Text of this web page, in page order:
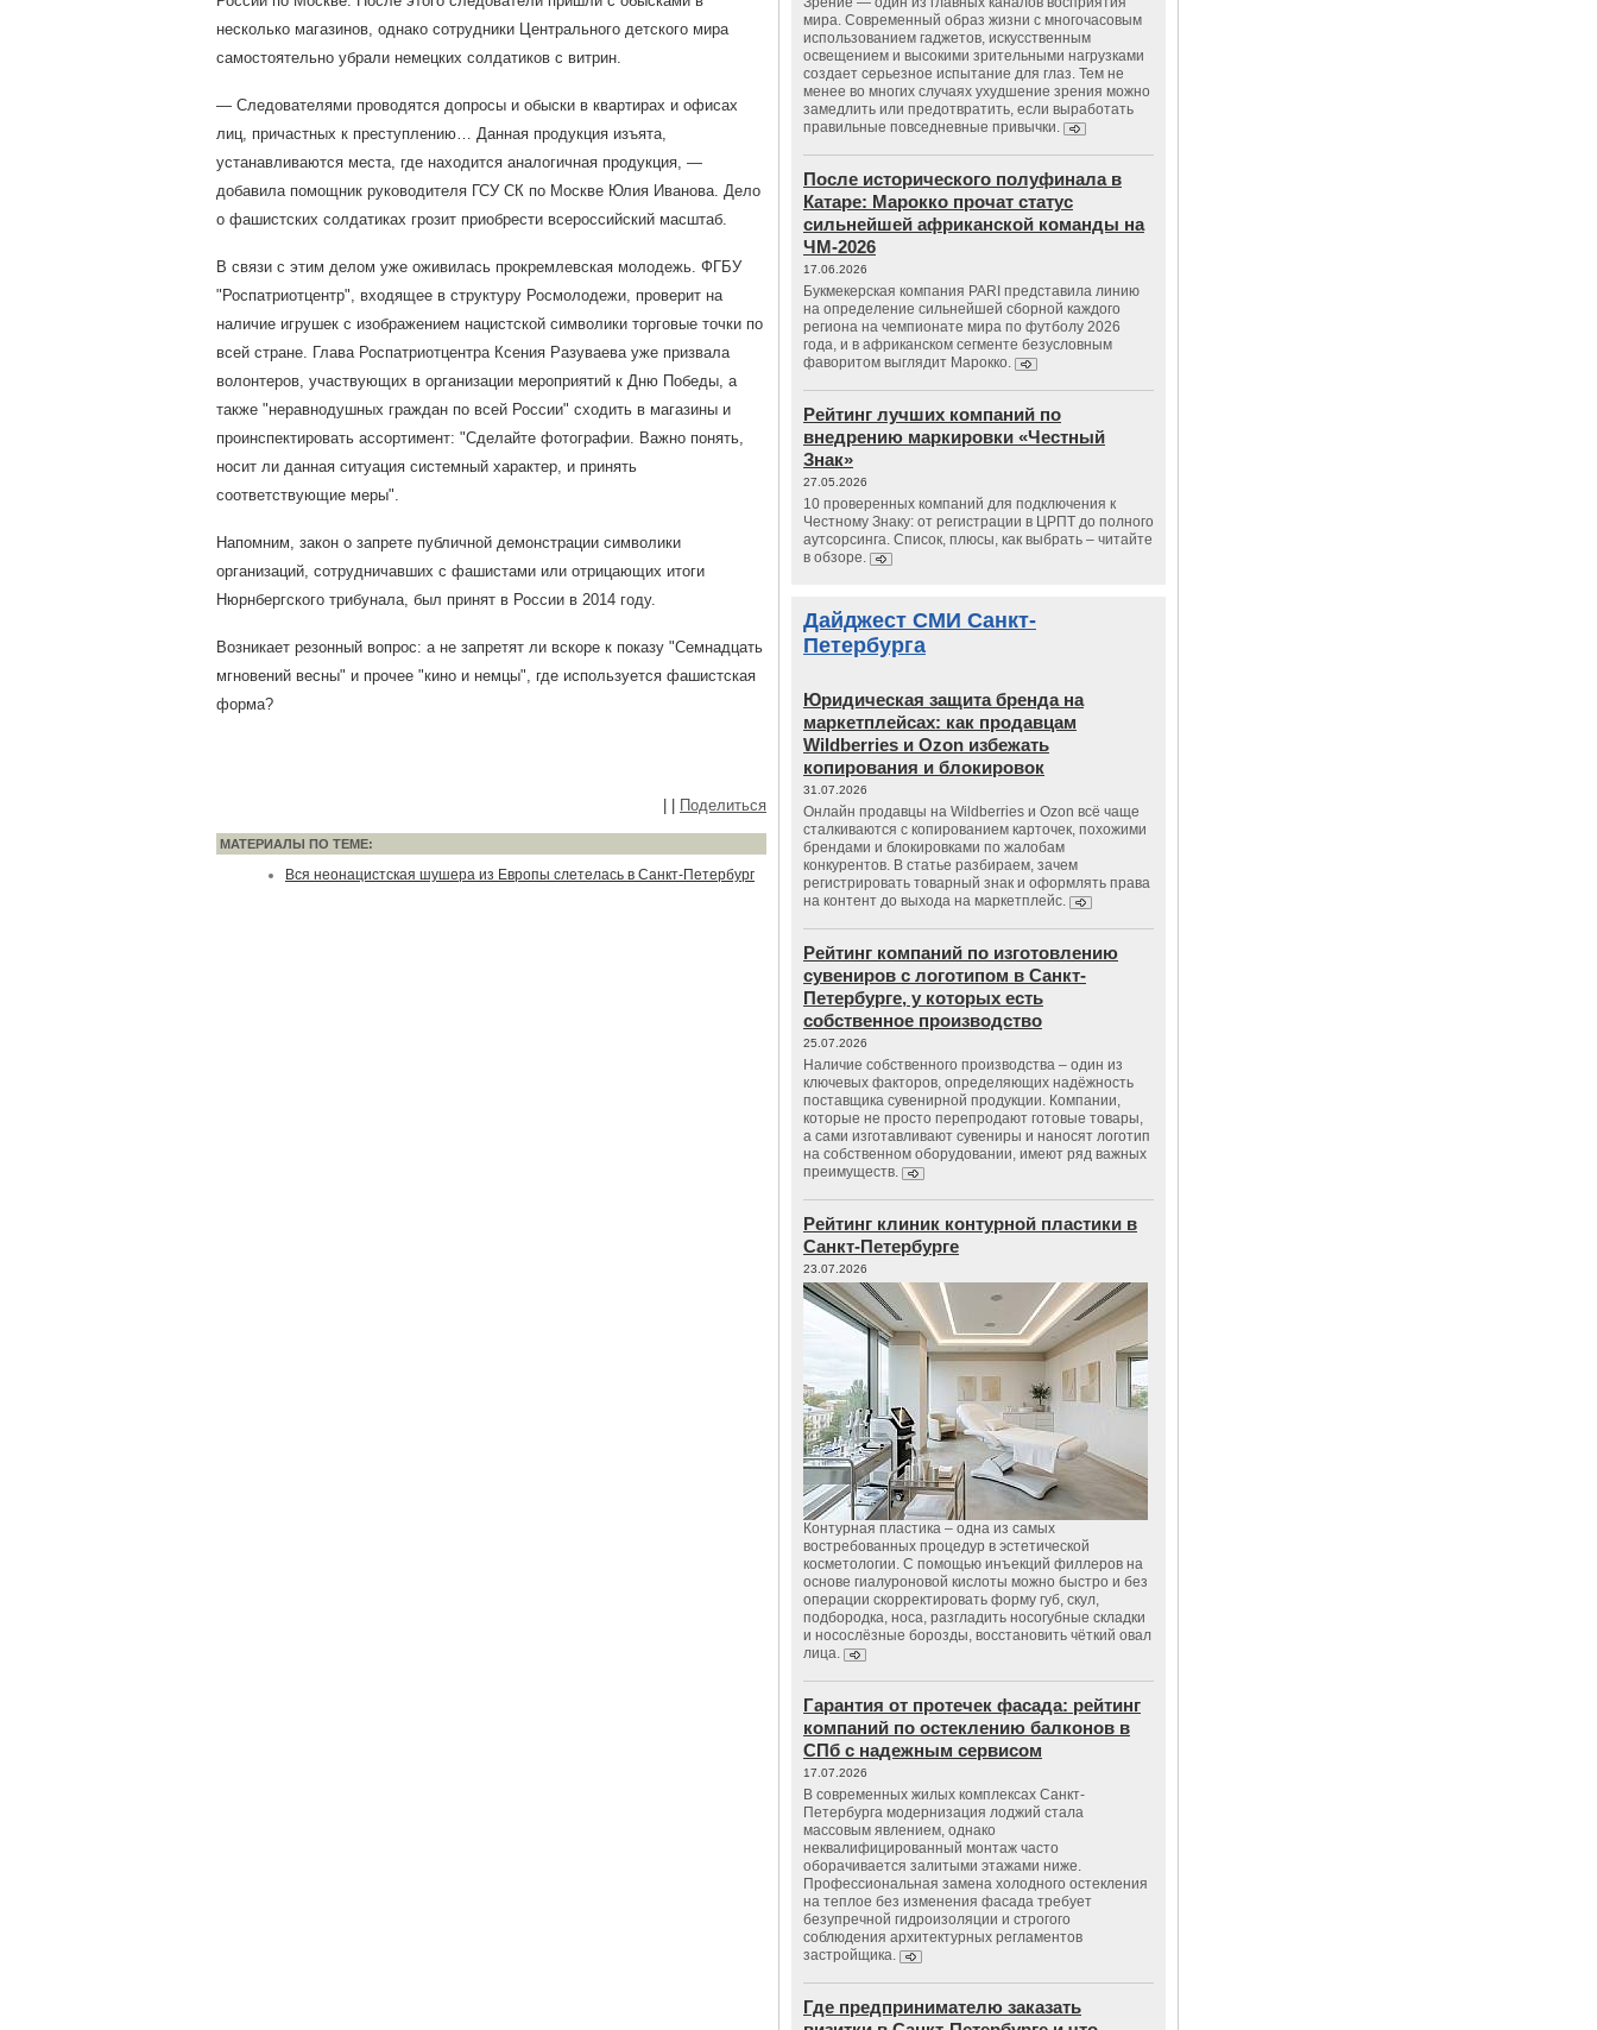
несколько магазинов, однако сотрудники Центрального детского мира
самостоятельно убрали немецких солдатиков с витрин.
— Следователями проводятся допросы и обыски в квартирах и офисах
лиц, причастных к преступлению… Данная продукция изъята,
устанавливаются места, где находится аналогичная продукция, —
добавила помощник руководителя ГСУ СК по Москве Юлия Иванова. Дело
о фашистских солдатиках грозит приобрести всероссийский масштаб.
В связи с этим делом уже оживилась прокремлевская молодежь. ФГБУ
"Роспатриотцентр", входящее в структуру Росмолодежи, проверит на
наличие игрушек с изображением нацистской символики торговые точки по
всей стране. Глава Роспатриотцентра Ксения Разуваева уже призвала
волонтеров, участвующих в организации мероприятий к Дню Победы, а
также "неравнодушных граждан по всей России" сходить в магазины и
проинспектировать ассортимент: "Сделайте фотографии. Важно понять,
носит ли данная ситуация системный характер, и принять
соответствующие меры".
Напомним, закон о запрете публичной демонстрации символики
организаций, сотрудничавших с фашистами или отрицающих итоги
Нюрнбергского трибунала, был принят в России в 2014 году.
Возникает резонный вопрос: а не запретят ли вскоре к показу "Семнадцать
мгновений весны" и прочее "кино и немцы", где используется фашистская
форма?
Поделиться
МАТЕРИАЛЫ ПО ТЕМЕ:
Вся неонацистская шушера из Европы слетелась в Санкт-Петербург
мира. Современный образ жизни с многочасовым
использованием гаджетов, искусственным
освещением и высокими зрительными нагрузками
создает серьезное испытание для глаз. Тем не
менее во многих случаях ухудшение зрения можно
замедлить или предотвратить, если выработать
правильные повседневные привычки.
После исторического полуфинала в
Катаре: Марокко прочат статус
сильнейшей африканской команды на
ЧМ-2026
17.06.2026
Букмекерская компания PARI представила линию
на определение сильнейшей сборной каждого
региона на чемпионате мира по футболу 2026
года, и в африканском сегменте безусловным
фаворитом выглядит Марокко.
Рейтинг лучших компаний по
внедрению маркировки «Честный
Знак»
27.05.2026
10 проверенных компаний для подключения к
Честному Знаку: от регистрации в ЦРПТ до полного
аутсорсинга. Список, плюсы, как выбрать – читайте
в обзоре.
Дайджест СМИ Санкт-
Петербурга
Юридическая защита бренда на
маркетплейсах: как продавцам
Wildberries и Ozon избежать
копирования и блокировок
31.07.2026
Онлайн продавцы на Wildberries и Ozon всё чаще
сталкиваются с копированием карточек, похожими
брендами и блокировками по жалобам
конкурентов. В статье разбираем, зачем
регистрировать товарный знак и оформлять права
на контент до выхода на маркетплейс.
Рейтинг компаний по изготовлению
сувениров с логотипом в Санкт-
Петербурге, у которых есть
собственное производство
25.07.2026
Наличие собственного производства – один из
ключевых факторов, определяющих надёжность
поставщика сувенирной продукции. Компании,
которые не просто перепродают готовые товары,
а сами изготавливают сувениры и наносят логотип
на собственном оборудовании, имеют ряд важных
преимуществ.
Рейтинг клиник контурной пластики в
Санкт-Петербурге
23.07.2026
Контурная пластика – одна из самых
востребованных процедур в эстетической
косметологии. С помощью инъекций филлеров на
основе гиалуроновой кислоты можно быстро и без
операции скорректировать форму губ, скул,
подбородка, носа, разгладить носогубные складки
и носослёзные борозды, восстановить чёткий овал
лица.
Гарантия от протечек фасада: рейтинг
компаний по остеклению балконов в
СПб с надежным сервисом
17.07.2026
В современных жилых комплексах Санкт-
Петербурга модернизация лоджий стала
массовым явлением, однако
неквалифицированный монтаж часто
оборачивается залитыми этажами ниже.
Профессиональная замена холодного остекления
на теплое без изменения фасада требует
безупречной гидроизоляции и строгого
соблюдения архитектурных регламентов
застройщика.
Где предпринимателю заказать